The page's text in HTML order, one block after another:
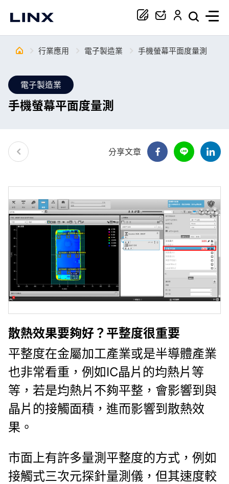
行業應用 電子製造業 手機螢幕平面度量測
電子製造業
手機螢幕平面度量測
分享文章
散熱效果要夠好？平整度很重要
平整度在金屬加工產業或是半導體產業
也非常看重，例如IC晶片的均熱片等
等，若是均熱片不夠平整，會影響到與
晶片的接觸面積，進而影響到散熱效
果。
市面上有許多量測平整度的方式，例如
接觸式三次元探針量測儀，但其速度較